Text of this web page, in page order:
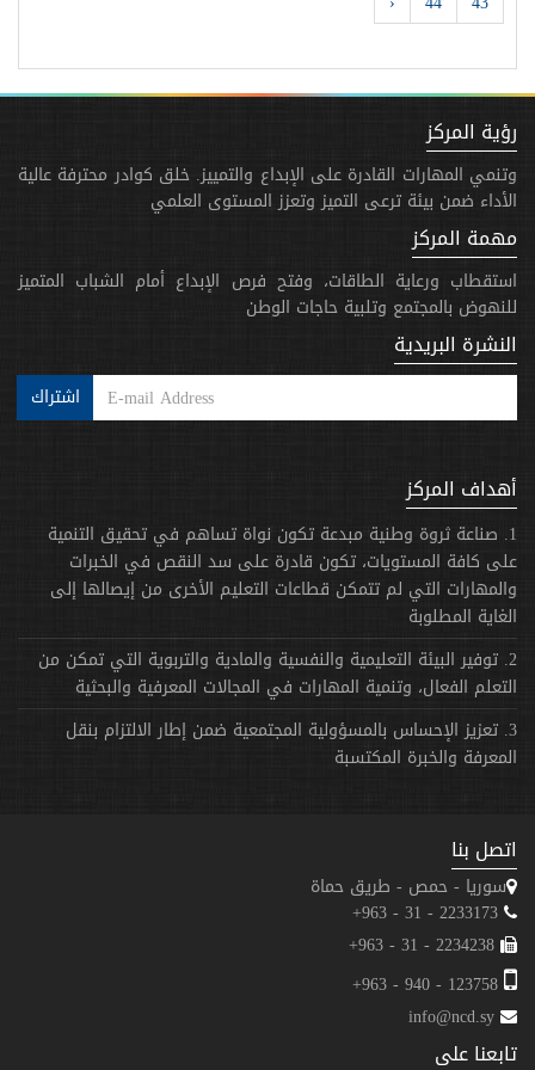
رؤية المركز
وتنمي المهارات القادرة على الإبداع والتمييز. خلق كوادر محترفة عالية
الأداء ضمن بيئة ترعى التميز وتعزز المستوى العلمي
مهمة المركز
استقطاب ورعاية الطاقات، وفتح فرص الإبداع أمام الشباب المتميز
للنهوض بالمجتمع وتلبية حاجات الوطن
النشرة البريدية
اشتراك
أهداف المركز
1. صناعة ثروة وطنية مبدعة تكون نواة تساهم في تحقيق التنمية
على كافة المستويات، تكون قادرة على سد النقص في الخبرات
والمهارات التي لم تتمكن قطاعات التعليم الأخرى من إيصالها إلى
الغاية المطلوبة
2. توفير البيئة التعليمية والنفسية والمادية والتربوية التي تمكن من
التعلم الفعال، وتنمية المهارات في المجالات المعرفية والبحثية
3. تعزيز الإحساس بالمسؤولية المجتمعية ضمن إطار الالتزام بنقل
المعرفة والخبرة المكتسبة
اتصل بنا
سوريا - حمص - طريق حماة
info@ncd.sy
تابعنا على